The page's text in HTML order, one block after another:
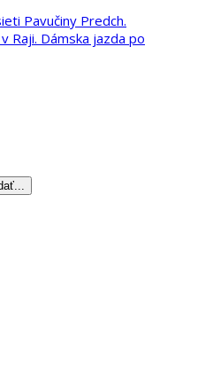
Pavučiny Predch.
Raji. Dámska jazda po